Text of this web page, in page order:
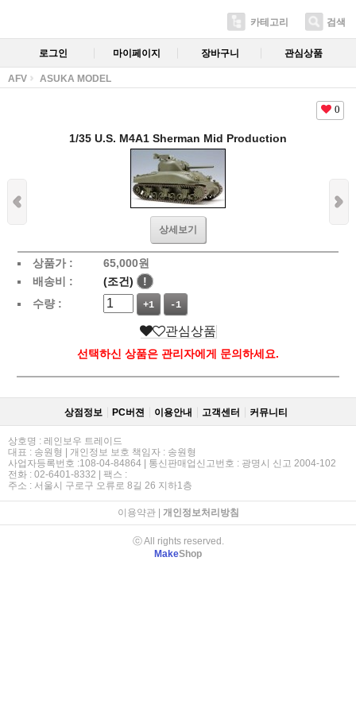
카테고리 검색
로그인 마이페이지 장바구니 관심상품
AFV ASUKA MODEL
0
1/35 U.S. M4A1 Sherman Mid Production
상세보기
상품가 : 65,000원
배송비 :
(조건)
!
수량 :
+1 -1
관심상품
선택하신 상품은 관리자에게 문의하세요.
상점정보 PC버젼 이용안내 고객센터 커뮤니티
상호명 : 레인보우 트레이드
대표 : 송원형 | 개인정보 보호 책임자 : 송원형
사업자등록번호 :108-04-84864 | 통신판매업신고번호 : 광명시 신고 2004-102
전화 : 02-6401-8332 | 팩스 :
주소 : 서울시 구로구 오류로 8길 26 지하1층
이용약관| 개인정보처리방침
ⓒ All rights reserved.
MakeShop